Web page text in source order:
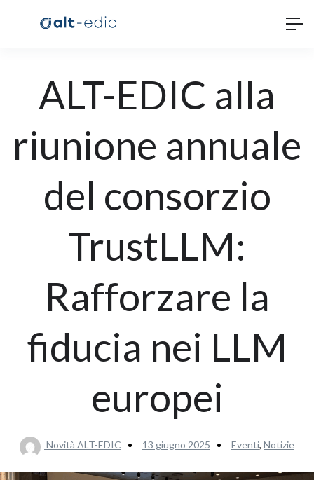
ALT-EDIC alla
riunione annuale
del consorzio
TrustLLM:
Rafforzare la
fiducia nei LLM
europei
Novità ALT-EDIC 13 giugno 2025 Eventi, Notizie